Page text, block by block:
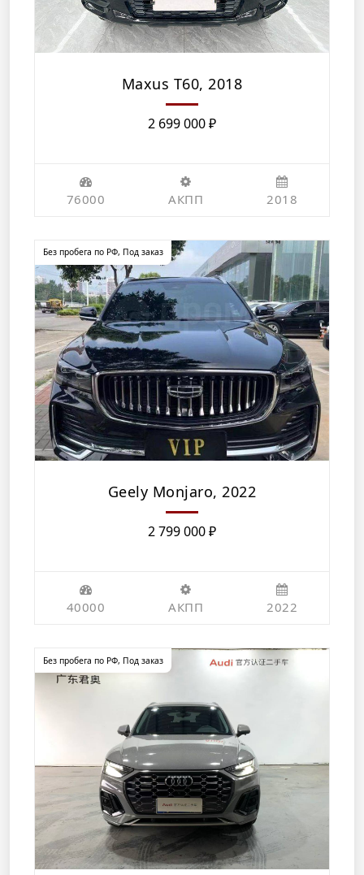
Maxus T60, 2018
2 699 000₽
76000 АКПП 2018
Без пробега по РФ, Под заказ
Geely Monjaro, 2022
2 799 000₽
40000 АКПП 2022
Без пробега по РФ, Под заказ